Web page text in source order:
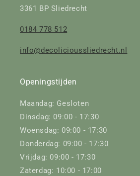
3361 BP Sliedrecht
0184 778 512
info@decolicioussliedrecht.nl
Openingstijden
Maandag: Gesloten
Dinsdag: 09:00 - 17:30
Woensdag: 09:00 - 17:30
Donderdag: 09:00 - 17:30
Vrijdag: 09:00 - 17:30
Zaterdag: 10:00 - 17:00